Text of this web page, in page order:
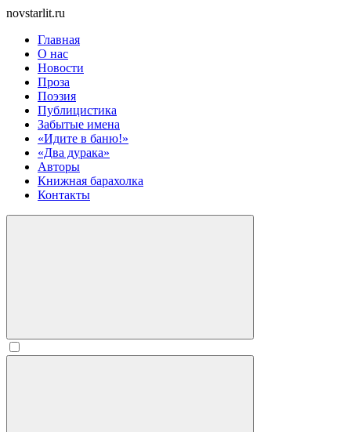
novstarlit.ru
Главная
О нас
Новости
Проза
Поэзия
Публицистика
Забытые имена
«Идите в баню!»
«Два дурака»
Авторы
Книжная барахолка
Контакты